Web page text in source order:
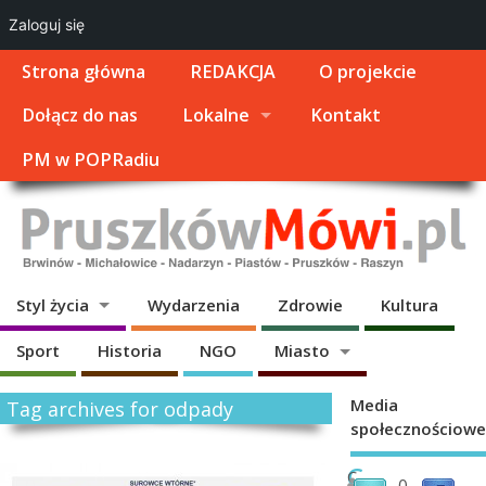
Strona główna REDAKCJA
O projekcie
Dołącz do nas
Lokalne
Kontakt
PM w POPRadiu
Styl życia Wydarzenia Zdrowie Kultura
Sport Historia NGO Miasto
Tag archives for odpady
C
C
Media
społecznościowe
Zaloguj się